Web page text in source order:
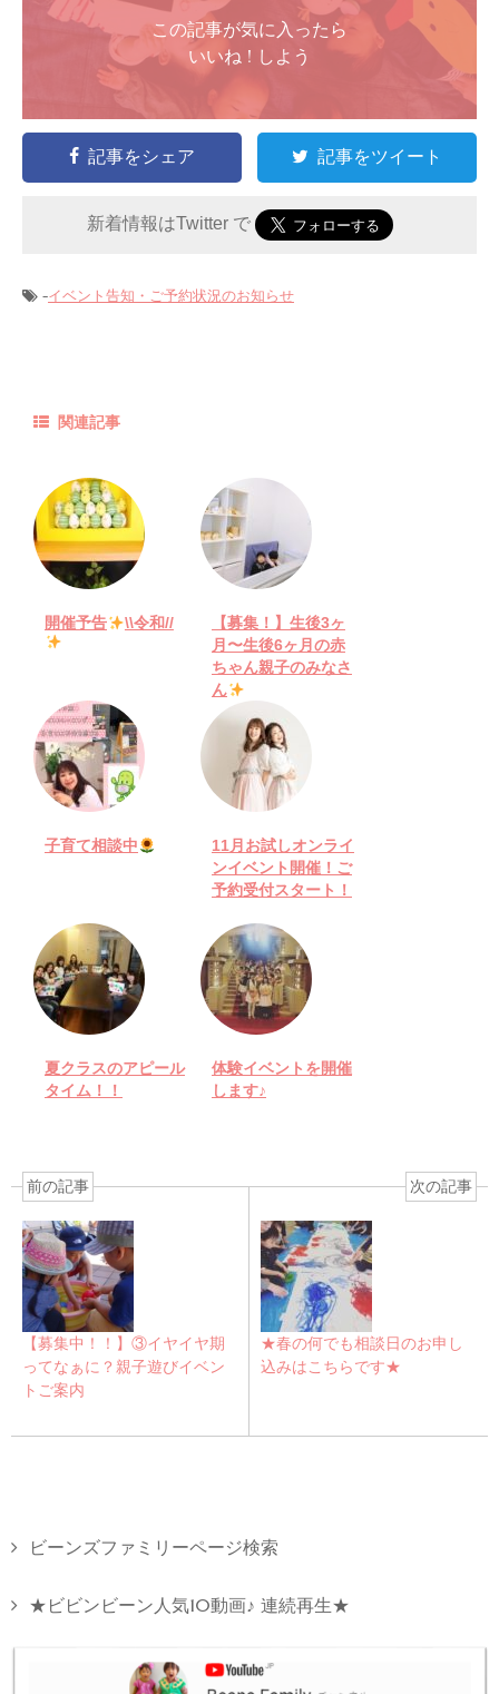
この記事が気に入ったら
いいね ! しよう
記事をシェア 記事をツイート
新着情報はTwitter で
-イベント告知・ご予約状況のお知らせ
関連記事
開催予告 \\令和//
【募集！】生後3ヶ
月〜生後6ヶ月の赤
ちゃん親子のみなさ
ん
子育て相談中
11月お試しオンライ
ンイベント開催！ご
予約受付スタート！
夏クラスのアピール
タイム！！
体験イベントを開催
します♪
前の記事
【募集中！！】③イヤイヤ期
ってなぁに？親子遊びイベン
トご案内
次の記事
★春の何でも相談日のお申し
込みはこちらです★
ビーンズファミリーページ検索
★ビビンビーン人気10動画♪ 連続再生★